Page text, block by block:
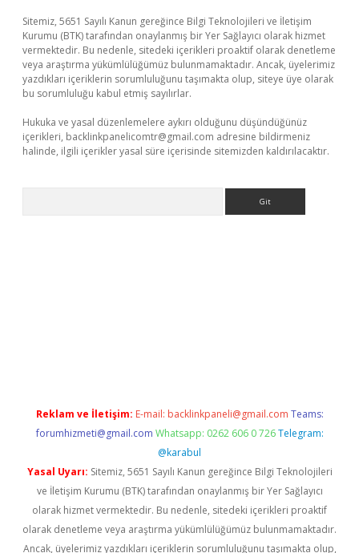
Sitemiz, 5651 Sayılı Kanun gereğince Bilgi Teknolojileri ve İletişim
Kurumu (BTK) tarafından onaylanmış bir Yer Sağlayıcı olarak hizmet
vermektedir. Bu nedenle, sitedeki içerikleri proaktif olarak denetleme
veya araştırma yükümlülüğümüz bulunmamaktadır. Ancak, üyelerimiz
yazdıkları içeriklerin sorumluluğunu taşımakta olup, siteye üye olarak
bu sorumluluğu kabul etmiş sayılırlar.
Hukuka ve yasal düzenlemelere aykırı olduğunu düşündüğünüz
içerikleri, backlinkpanelicomtr@gmail.com adresine bildirmeniz
halinde, ilgili içerikler yasal süre içerisinde sitemizden kaldırılacaktır.
Reklam ve İletişim: E-mail: backlinkpaneli@gmail.com Teams:
forumhizmeti@gmail.com Whatsapp: 0262 606 0 726 Telegram:
@karabul
Yasal Uyarı: Sitemiz, 5651 Sayılı Kanun gereğince Bilgi Teknolojileri
ve İletişim Kurumu (BTK) tarafından onaylanmış bir Yer Sağlayıcı
olarak hizmet vermektedir. Bu nedenle, sitedeki içerikleri proaktif
olarak denetleme veya araştırma yükümlülüğümüz bulunmamaktadır.
Ancak, üyelerimiz yazdıkları içeriklerin sorumluluğunu taşımakta olup,